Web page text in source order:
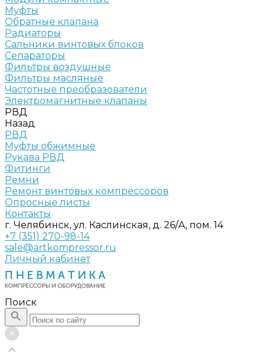
Муфты
Обратные клапана
Радиаторы
Сальники винтовых блоков
Сепараторы
Фильтры воздушные
Фильтры масляные
Частотные преобразователи
Электромагнитные клапаны
РВД
Назад
РВД
Муфты обжимные
Рукава РВД
Фитинги
Ремни
Ремонт винтовых компрессоров
Опросные листы
Контакты
г. Челябинск, ул. Каслинская, д. 26/А, пом. 14
+7 (351) 270-98-14
sale@artkompressor.ru
Личный кабинет
Поиск